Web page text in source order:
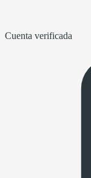
Cuenta verificada